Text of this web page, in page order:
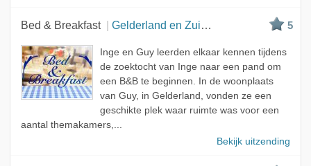
Bed & Breakfast Gelderland en Zuid-Holland 5
Inge en Guy leerden elkaar kennen tijdens
de zoektocht van Inge naar een pand om
een B&B te beginnen. In de woonplaats
van Guy, in Gelderland, vonden ze een
geschikte plek waar ruimte was voor een
aantal themakamers,...
Bekijk uitzending